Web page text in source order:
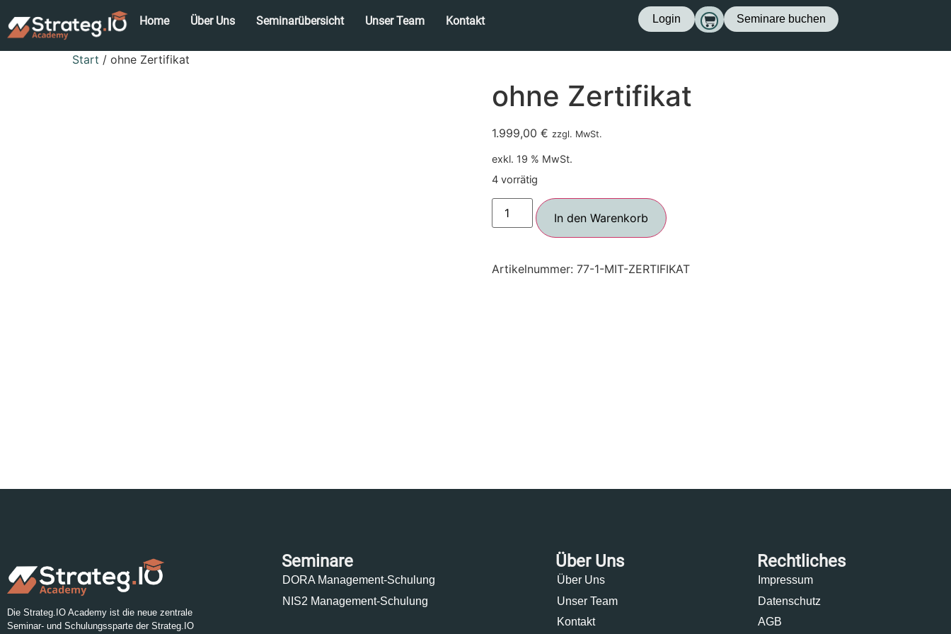
Home Über Uns Seminarübersicht Unser Team Kontakt Login Seminare buchen
Start / ohne Zertifikat
ohne Zertifikat
1.999,00 € zzgl. MwSt.
exkl. 19 % MwSt.
4 vorrätig
In den Warenkorb
Artikelnummer: 77-1-MIT-ZERTIFIKAT
Die Strateg.IO Academy ist die neue zentrale
Seminar- und Schulungssparte der Strateg.IO
Seminare
DORA Management-Schulung
NIS2 Management-Schulung
Über Uns
Über Uns
Unser Team
Kontakt
Rechtliches
Impressum
Datenschutz
AGB